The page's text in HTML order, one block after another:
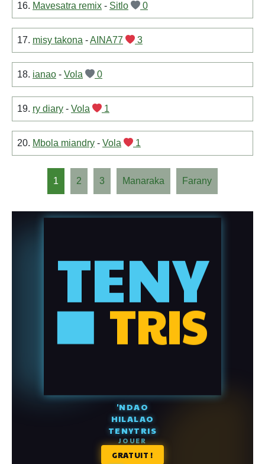
16. Mavesatra remix - Sitlo 0
17. misy takona -AINA77 3
18. ianao - Vola 0
19. ry diary - Vola 1
20. Mbola miandry - Vola 1
1 2 3 Manaraka Farany